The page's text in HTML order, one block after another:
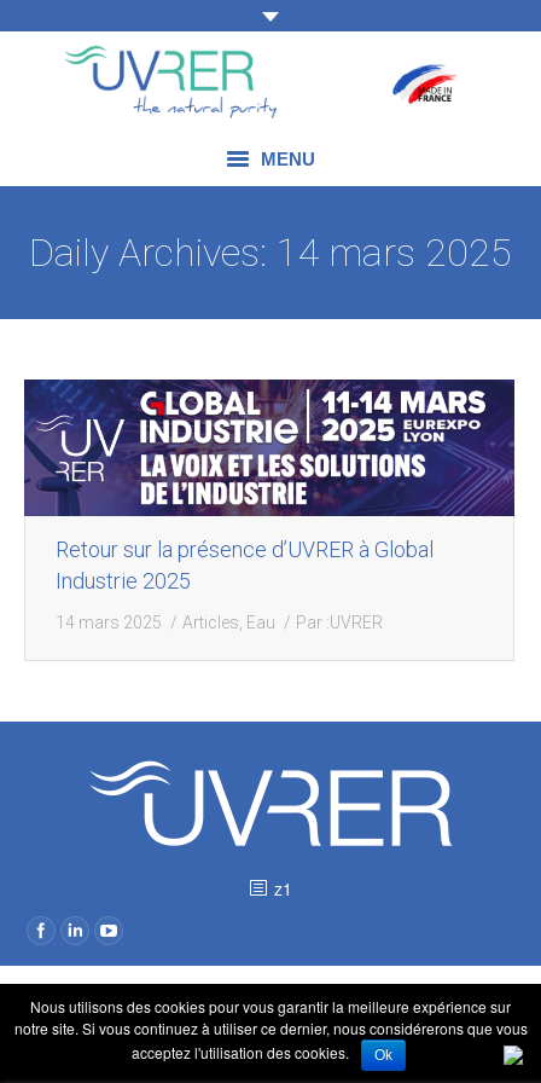
MENU
NOS ACTUALITÉS
NOUS CONTACTER
Daily Archives: 14 mars 2025
Retour sur la présence d’UVRER à Global
Industrie 2025
14 mars 2025 Articles Eau Par :UVRER
z1
Nous utilisons des cookies pour vous garantir la meilleure expérience sur
notre site. Si vous continuez à utiliser ce dernier, nous considérerons que vous
acceptez l'utilisation des cookies.
Ok